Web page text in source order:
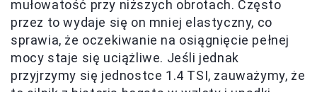
mułowatość przy niższych obrotach. Często
przez to wydaje się on mniej elastyczny, co
sprawia, że oczekiwanie na osiągnięcie pełnej
mocy staje się uciążliwe. Jeśli jednak
przyjrzymy się jednostce 1.4 TSI, zauważymy, że